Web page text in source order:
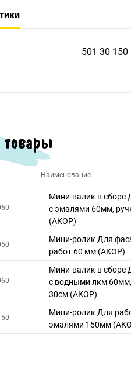
501 30 150
Наименование
Мини-валик в сборе
с эмалями 60мм,
(АКОР)
Мини-ролик Для
работ 60 мм (АКОР)
Мини-валик в сборе
с водными лкм
30см (АКОР)
Мини-ролик Для
эмалями 150мм